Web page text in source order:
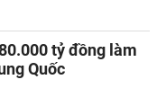
tỷ đồng làm
Quốc